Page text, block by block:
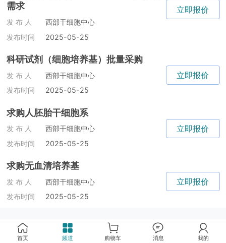
需求
发 布 人
西部干细胞中心
发布时间
2025-05-25
立即报价
科研试剂（细胞培养基）批量采购
发 布 人
西部干细胞中心
发布时间
2025-05-25
立即报价
求购人胚胎干细胞系
发 布 人
西部干细胞中心
发布时间
2025-05-25
立即报价
求购无血清培养基
发 布 人
西部干细胞中心
发布时间
2025-05-25
立即报价
首页 频道 购物车 消息 我的